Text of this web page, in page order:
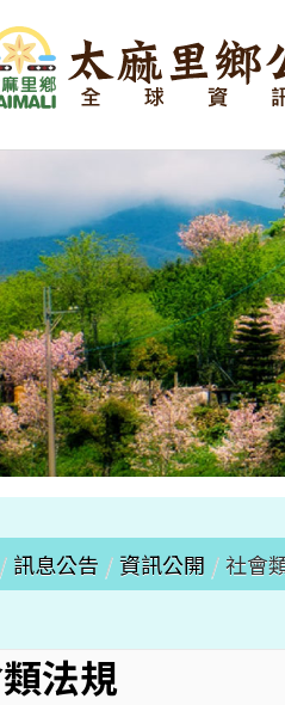
/ 訊息公告 /資訊公開 /社會
類法規